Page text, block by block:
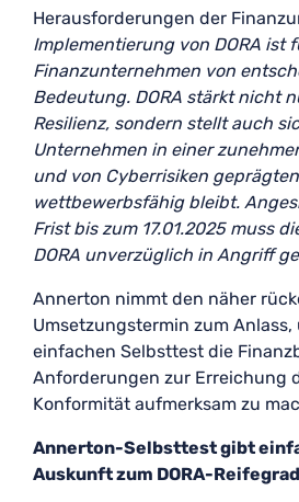
Herausforderungen der
Implementierung von DORA ist
Finanzunternehmen von
Bedeutung. DORA stärkt nicht
Resilienz, sondern stellt auch
Unternehmen in einer
und von Cyberrisiken
wettbewerbsfähig bleibt.
Frist bis zum 17.01.2025 muss
DORA unverzüglich in Angriff
Annerton nimmt den näher
Umsetzungstermin zum Anlass,
einfachen Selbsttest die
Anforderungen zur Erreichung
Konformität aufmerksam zu
Annerton-Selbsttest gibt
Auskunft zum DORA-Reifegrad